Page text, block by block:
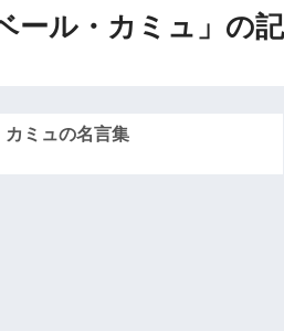
ール・カミュ」の
カミュの名言集